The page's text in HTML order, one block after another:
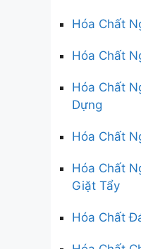
Hóa Chất
Hóa Chất
Hóa Chất
Dựng
Hóa Chất
Hóa Chất
Giặt Tẩy
Hóa Chất